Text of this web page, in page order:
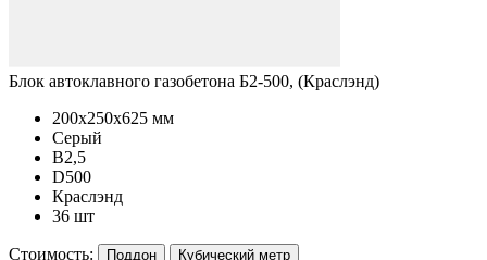
Блок автоклавного газобетона Б2-500, (Краслэнд)
200x250x625 мм
Серый
B2,5
D500
Краслэнд
36 шт
Стоимость: Поддон Кубический метр